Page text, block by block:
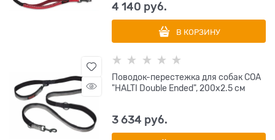
4 140 руб.
В КОРЗИНУ
Поводок-перестежка для собак COA
"HALTI Double Ended", 200х2.5 см
3 634 руб.